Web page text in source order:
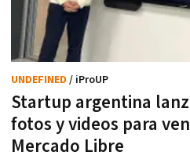
Startup argentina
fotos y videos para
Mercado Libre
UNDEFINED / iProUP